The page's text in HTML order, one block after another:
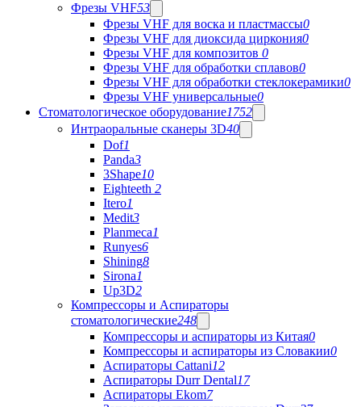
Фрезы VHF53
Фрезы VHF для воска и пластмассы0
Фрезы VHF для диоксида циркония0
Фрезы VHF для композитов 0
Фрезы VHF для обработки сплавов0
Фрезы VHF для обработки стеклокерамики0
Фрезы VHF универсальные0
Стоматологическое оборудование1752
Интраоральные сканеры 3D40
Dof1
Panda3
3Shape10
Eighteeth 2
Itero1
Medit3
Planmeca1
Runyes6
Shining8
Sirona1
Up3D2
Компрессоры и Аспираторы
стоматологические248
Компрессоры и аспираторы из Китая0
Компрессоры и аспираторы из Словакии0
Аспираторы Cattani12
Аспираторы Durr Dental17
Аспираторы Ekom7